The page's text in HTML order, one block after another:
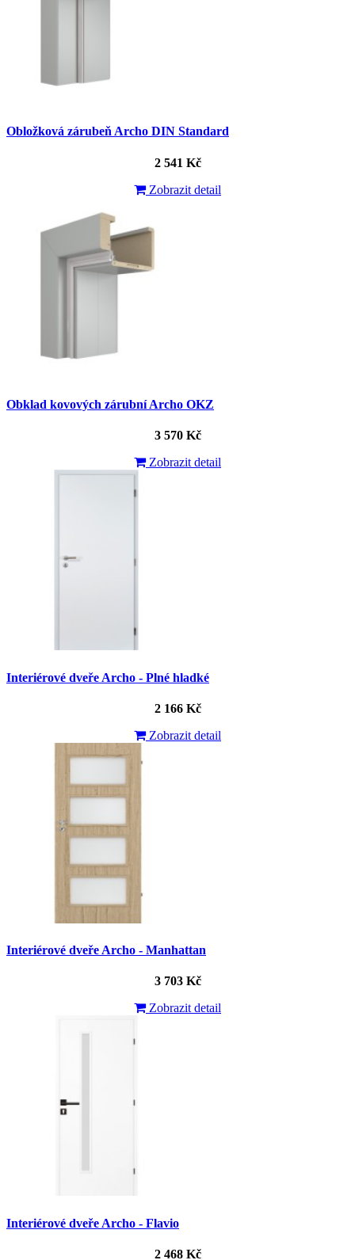
Obložková zárubeň Archo DIN Standard
2 541 Kč
Zobrazit detail
Obklad kovových zárubní Archo OKZ
3 570 Kč
Zobrazit detail
Interiérové dveře Archo - Plné hladké
2 166 Kč
Zobrazit detail
Interiérové dveře Archo - Manhattan
3 703 Kč
Zobrazit detail
Interiérové dveře Archo - Flavio
2 468 Kč